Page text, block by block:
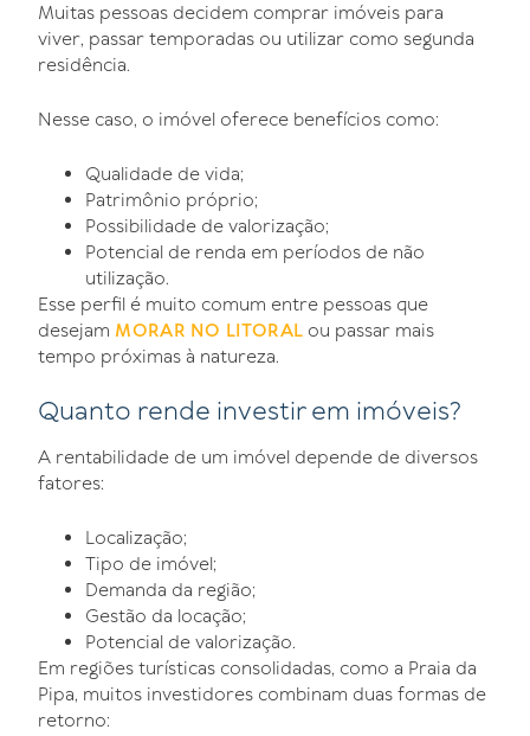
Muitas pessoas decidem comprar imóveis para
viver, passar temporadas ou utilizar como segunda
residência.
Nesse caso, o imóvel oferece benefícios como:
Qualidade de vida;
Patrimônio próprio;
Possibilidade de valorização;
Potencial de renda em períodos de não
utilização.
Esse perfil é muito comum entre pessoas que
desejam MORAR NO LITORAL ou passar mais
tempo próximas à natureza.
Quanto rende investir em imóveis?
A rentabilidade de um imóvel depende de diversos
fatores:
Localização;
Tipo de imóvel;
Demanda da região;
Gestão da locação;
Potencial de valorização.
Em regiões turísticas consolidadas, como a Praia da
Pipa, muitos investidores combinam duas formas de
retorno: